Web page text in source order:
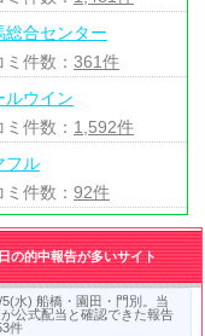
総合センター
ミ件数： 361件
ルウイン
ミ件数： 1,592件
フル
ミ件数： 92件
の的中報告が多いサイト
5(水) 船橋・園田・門別。当
公式配当と確認できた報告
件